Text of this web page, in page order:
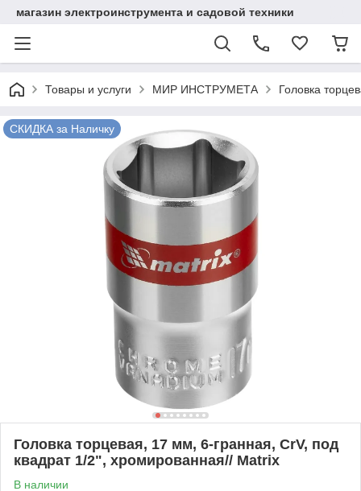
магазин электроинструмента и садовой техники
Товары и услуги МИР ИНСТРУМЕТА Головка
СКИДКА за Наличку
Головка торцевая, 17 мм, 6-гранная, CrV, под
квадрат 1/2", хромированная// Matrix
В наличии